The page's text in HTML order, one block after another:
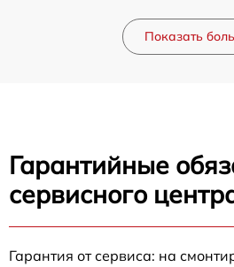
Показать
Гарантийные
сервисного
Гарантия от сервиса: на